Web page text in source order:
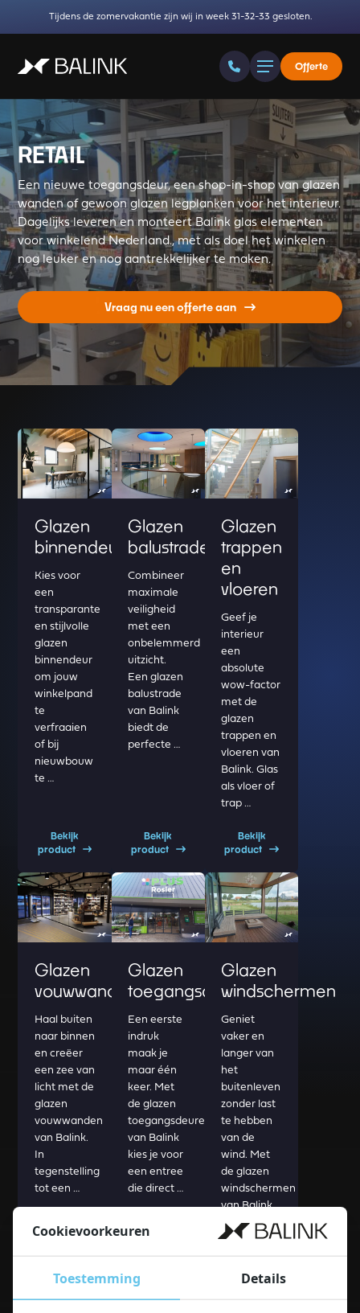
Tijdens de zomervakantie zijn wij in week 31-32-33 gesloten.
Offerte
RETAIL
Een nieuwe toegangsdeur, een shop-in-shop van glazen
wanden of gewoon glazen legplanken voor het interieur.
Dagelijks leveren en monteert Balink glas elementen
voor winkelend Nederland., met als doel het winkelen
nog leuker en nog aantrekkelijker te maken.
Vraag nu een offerte aan
Read more about Glazen binnendeuren
Glazen
binnendeuren
Kies voor
een
transparante
en stijlvolle
glazen
binnendeur
om jouw
winkelpand
te
verfraaien
of bij
nieuwbouw
te …
Bekijk
product
Read more about Glazen balustrade
Glazen
balustrade
Combineer
maximale
veiligheid
met een
onbelemmerd
uitzicht.
Een glazen
balustrade
van Balink
biedt de
perfecte …
Bekijk
product
Read more about Glazen
Glazen
trappen
en
vloeren
Geef je
interieur
een
absolute
wow-factor
met de
glazen
trappen en
vloeren van
Balink. Glas
als vloer of
trap …
Bekijk
product
Read more about Glazen vouwwanden
Glazen
vouwwanden
Haal buiten
naar binnen
en creëer
een zee van
licht met de
glazen
vouwwanden
van Balink.
In
tegenstelling
tot een …
Bekijk
Read more about Glazen toegangsdeuren
Glazen
toegangsdeuren
Een eerste
indruk
maak je
maar één
keer. Met
de glazen
toegangsdeuren
van Balink
kies je voor
een entree
die direct …
Bekijk
Read more about Glazen
Glazen
windschermen
Geniet
vaker en
langer van
het
buitenleven
zonder last
te hebben
van de
wind. Met
de glazen
windschermen
van Balink …
Bekijk
Read more about Glazen winkelinterieur
Cookievoorkeuren
Toestemming Details